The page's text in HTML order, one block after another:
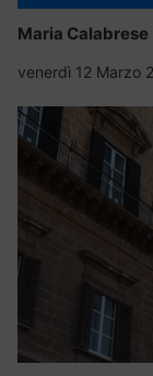
Maria Calabrese
venerdì 12 Marzo